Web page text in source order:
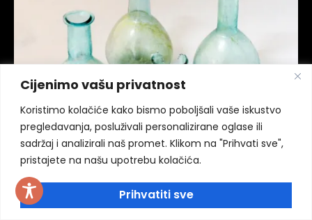
Cijenimo vašu privatnost
Koristimo kolačiće kako bismo poboljšali vaše iskustvo
pregledavanja, posluživali personalizirane oglase ili
sadržaj i analizirali naš promet. Klikom na "Prihvati sve",
pristajete na našu upotrebu kolačića.
Prihvatiti sve